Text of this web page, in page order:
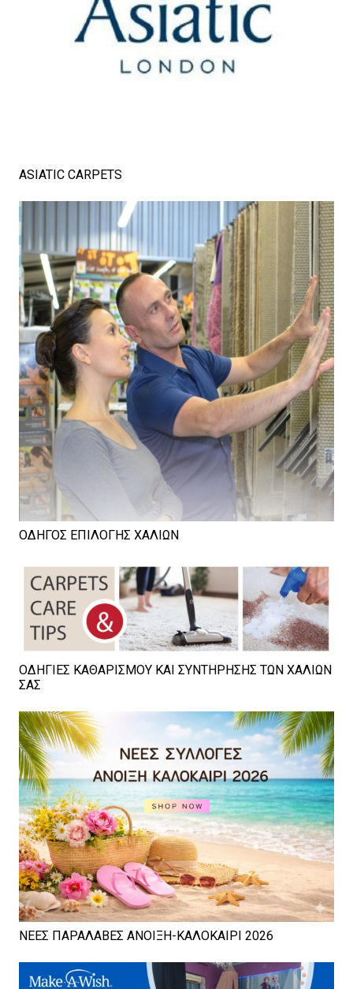
ASIATIC CARPETS
ΟΔΗΓΟΣ ΕΠΙΛΟΓΗΣ ΧΑΛΙΩΝ
ΟΔΗΓΙΕΣ ΚΑΘΑΡΙΣΜΟΥ ΚΑΙ ΣΥΝΤΗΡΗΣΗΣ ΤΩΝ ΧΑΛΙΩΝ
ΣΑΣ
ΝΕΕΣ ΠΑΡΑΛΑΒΕΣ ΑΝΟΙΞΗ-ΚΑΛΟΚΑΙΡΙ 2026